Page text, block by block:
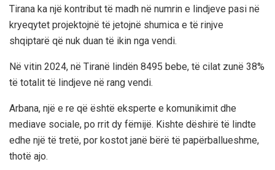
Tirana ka një kontribut të madh në numrin e lindjeve pasi në
kryeqytet projektojnë të jetojnë shumica e të rinjve
shqiptarë që nuk duan të ikin nga vendi.
Në vitin 2024, në Tiranë lindën 8495 bebe, të cilat zunë 38%
të totalit të lindjeve në rang vendi.
Arbana, një e re që është eksperte e komunikimit dhe
mediave sociale, po rrit dy fëmijë. Kishte dëshirë të lindte
edhe një të tretë, por kostot janë bërë të papërballueshme,
thotë ajo.